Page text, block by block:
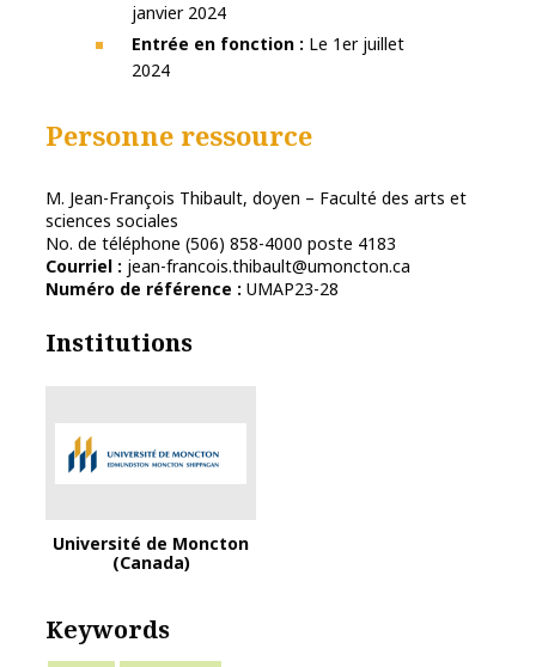
janvier 2024
Entrée en fonction : Le 1er juillet
2024
Personne ressource
M. Jean-François Thibault, doyen – Faculté des arts et
sciences sociales
No. de téléphone (506) 858-4000 poste 4183
Courriel : jean-francois.thibault@umoncton.ca
Numéro de référence : UMAP23-28
Institutions
Université de Moncton
(Canada)
Keywords